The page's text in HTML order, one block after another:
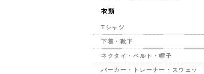
衣類
Tシャツ
下着・靴下
ネクタイ・ベルト・帽子
パーカー・トレーナー・スウェッ